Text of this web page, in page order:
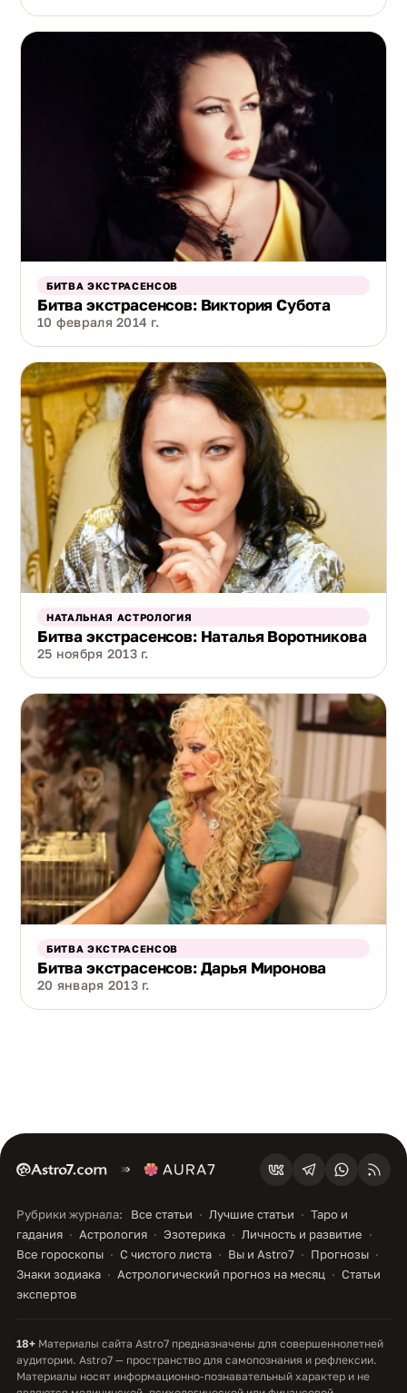
БИТВА ЭКСТРАСЕНСОВ
Битва экстрасенсов: Виктория Субота
10 февраля 2014 г.
НАТАЛЬНАЯ АСТРОЛОГИЯ
Битва экстрасенсов: Наталья Воротникова
25 ноября 2013 г.
БИТВА ЭКСТРАСЕНСОВ
Битва экстрасенсов: Дарья Миронова
20 января 2013 г.
Рубрики журнала: Все статьи Лучшие статьи
Таро и
гадания
Астрология Эзотерика
Личность и развитие
Все гороскопы
С чистого листа Вы и Astro7
Прогнозы
Знаки зодиака
Астрологический прогноз на месяц
Статьи
экспертов
18+ Материалы сайта Astro7 предназначены для совершеннолетней
аудитории. Astro7 — пространство для самопознания и рефлексии.
Материалы носят информационно-познавательный характер и не